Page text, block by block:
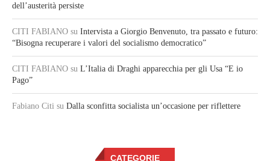
dell’austerità persiste
CITI FABIANO su Intervista a Giorgio Benvenuto, tra passato e futuro:
“Bisogna recuperare i valori del socialismo democratico”
CITI FABIANO su L’Italia di Draghi apparecchia per gli Usa “E io
Pago”
Fabiano Citi su Dalla sconfitta socialista un’occasione per riflettere
CATEGORIE